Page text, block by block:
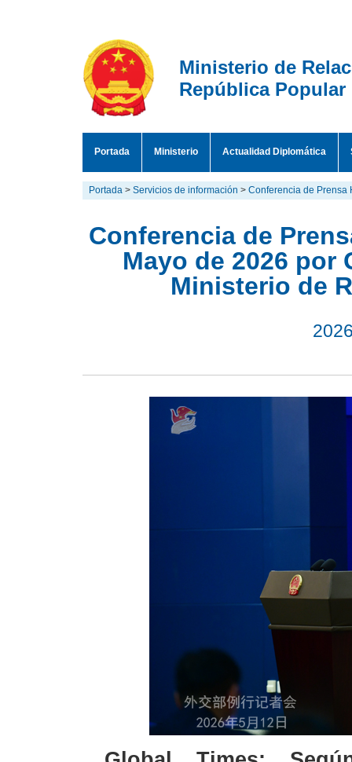
Ministerio de
República Popular
Portada Ministerio Actualidad Diplomática
Portada > Servicios de información > Conferencia de Prensa
Conferencia de
Mayo de 2026 por
Ministerio de